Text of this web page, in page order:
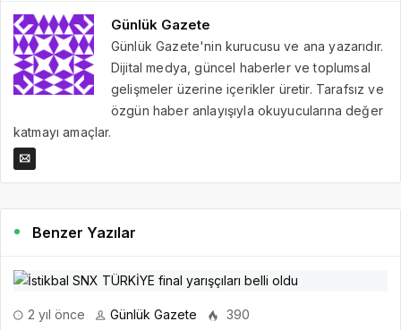
Günlük Gazete
Günlük Gazete'nin kurucusu ve ana yazarıdır.
Dijital medya, güncel haberler ve toplumsal
gelişmeler üzerine içerikler üretir. Tarafsız ve
özgün haber anlayışıyla okuyucularına değer
katmayı amaçlar.
Benzer Yazılar
2 yıl önce Günlük Gazete 390